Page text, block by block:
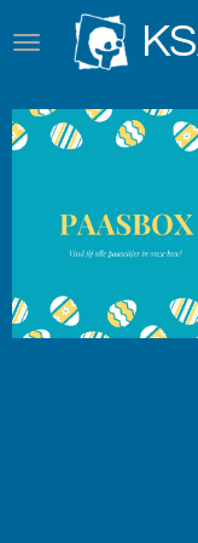
direct
de
hoofdinhoud